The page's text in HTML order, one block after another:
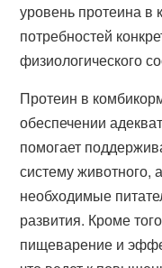
уровень протеина в
потребностей
физиологического
Протеин в
обеспечении
помогает
систему животного,
необходимые
развития. Кроме
пищеварение и